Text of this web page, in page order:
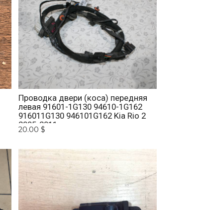
Проводка двери (коса) передняя
левая 91601-1G130 94610-1G162
916011G130 946101G162 Kia Rio 2
2005-2011
20.00 $